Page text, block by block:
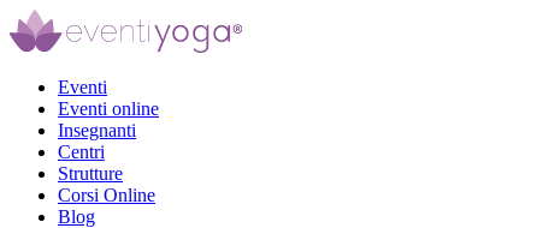
Eventi
Eventi online
Insegnanti
Centri
Strutture
Corsi Online
Blog